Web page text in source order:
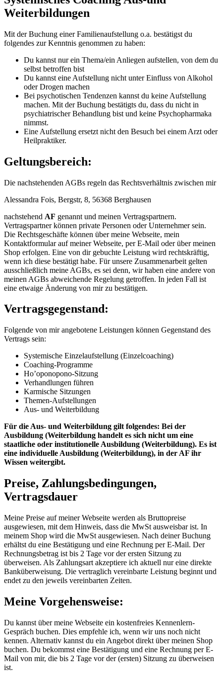
Weiterbildungen
Mit der Buchung einer Familienaufstellung o.a. bestätigst du
folgendes zur Kenntnis genommen zu haben:
Du kannst nur ein Thema/ein Anliegen aufstellen, von dem du
selbst betroffen bist
Du kannst eine Aufstellung nicht unter Einfluss von Alkohol
oder Drogen machen
Bei psychotischen Tendenzen kannst du keine Aufstellung
machen. Mit der Buchung bestätigts du, dass du nicht in
psychiatrischer Behandlung bist und keine Psychopharmaka
nimmst.
Eine Aufstellung ersetzt nicht den Besuch bei einem Arzt oder
Heilpraktiker.
Geltungsbereich:
Die nachstehenden AGBs regeln das Rechtsverhältnis zwischen mir
Alessandra Fois, Bergstr, 8, 56368 Berghausen
nachstehend AF genannt und meinen Vertragspartnern.
Vertragspartner können private Personen oder Unternehmer sein.
Die Rechtsgeschäfte können über meine Webseite, mein
Kontaktformular auf meiner Webseite, per E-Mail oder über meinen
Shop erfolgen. Eine von dir gebuchte Leistung wird rechtskräftig,
wenn ich diese bestätigt habe. Für unsere Zusammenarbeit gelten
ausschließlich meine AGBs, es sei denn, wir haben eine andere von
meinen AGBs abweichende Regelung getroffen. In jeden Fall ist
eine etwaige Änderung von mir zu bestätigen.
Vertragsgegenstand:
Folgende von mir angebotene Leistungen können Gegenstand des
Vertrags sein:
Systemische Einzelaufstellung (Einzelcoaching)
Coaching-Programme
Ho’oponopono-Sitzung
Verhandlungen führen
Karmische Sitzungen
Themen-Aufstellungen
Aus- und Weiterbildung
Für die Aus- und Weiterbildung gilt folgendes: Bei der
Ausbildung (Weiterbildung handelt es sich nicht um eine
staatliche oder institutionelle Ausbildung (Weiterbildung). Es ist
eine individuelle Ausbildung (Weiterbildung), in der AF ihr
Wissen weitergibt.
Preise, Zahlungsbedingungen,
Vertragsdauer
Meine Preise auf meiner Webseite werden als Bruttopreise
ausgewiesen, mit dem Hinweis, dass die MwSt ausweisbar ist. In
meinem Shop wird die MwSt ausgewiesen. Nach deiner Buchung
erhältst du eine Bestätigung und eine Rechnung per E-Mail. Der
Rechnungsbetrag ist bis 2 Tage vor der ersten Sitzung zu
überweisen. Als Zahlungsart akzeptiere ich aktuell nur eine direkte
Banküberweisung. Die vertraglich vereinbarte Leistung beginnt und
endet zu den jeweils vereinbarten Zeiten.
Meine Vorgehensweise:
Du kannst über meine Webseite ein kostenfreies Kennenlern-
Gespräch buchen. Dies empfehle ich, wenn wir uns noch nicht
kennen. Alternativ kannst du ein Angebot direkt über meinen Shop
buchen. Du bekommst eine Bestätigung und eine Rechnung per E-
Mail von mir, die bis 2 Tage vor der (ersten) Sitzung zu überweisen
ist.